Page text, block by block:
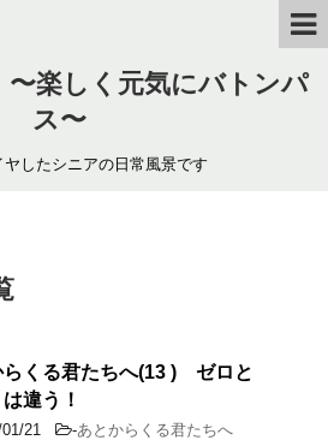
〜楽しく元気にバトンパ
ス〜
ヤしたシニアの日常風景です
らくる君たちへ(13 ) ゼロと
は違う！
21 -あとからくる君たちへ